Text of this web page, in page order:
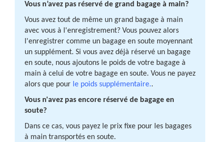
Vous n’avez pas réservé de grand bagage à main?
Vous avez tout de même un grand bagage à main
avec vous à l'enregistrement? Vous pouvez alors
l'enregistrer comme un bagage en soute moyennant
un supplément. Si vous avez déjà réservé un bagage
en soute, nous ajoutons le poids de votre bagage à
main à celui de votre bagage en soute. Vous ne payez
alors que pour le poids supplémentaire..
Vous n'avez pas encore réservé de bagage en
soute?
Dans ce cas, vous payez le prix fixe pour les bagages
à main transportés en soute.